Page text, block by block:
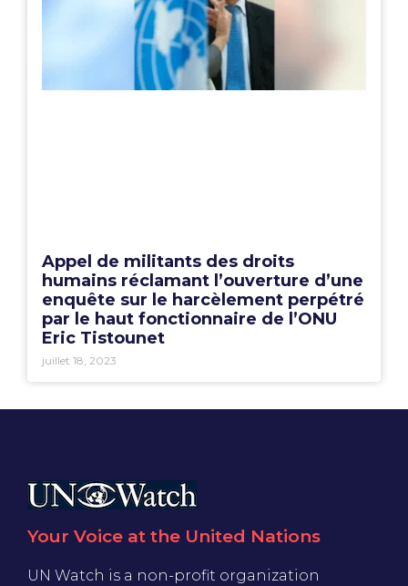
Appel de militants des droits
humains réclamant l’ouverture d’une
enquête sur le harcèlement perpétré
par le haut fonctionnaire de l’ONU
Eric Tistounet
juillet 18, 2023
Your Voice at the United Nations
UN Watch is a non-profit organization